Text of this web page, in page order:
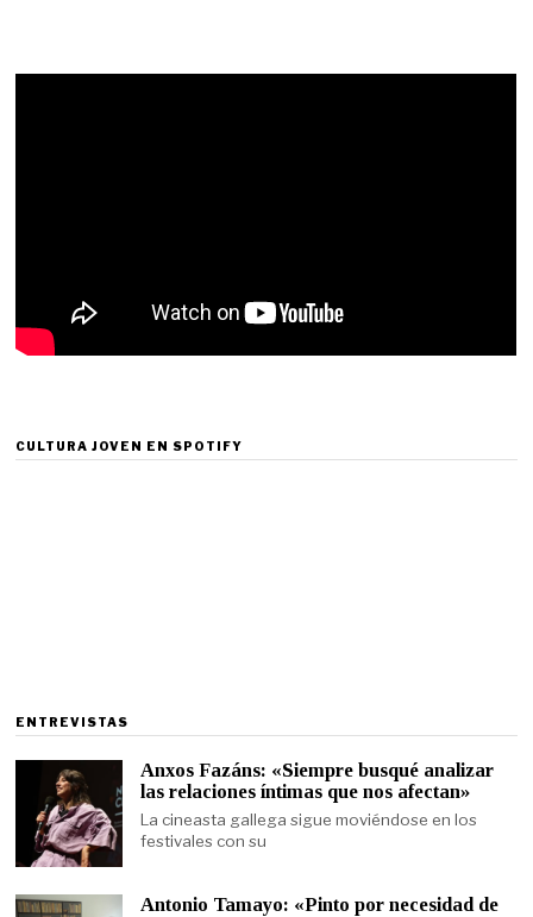
CULTURA JOVEN EN SPOTIFY
ENTREVISTAS
Anxos Fazáns: «Siempre busqué analizar
las relaciones íntimas que nos afectan»
La cineasta gallega sigue moviéndose en los
festivales con su
Antonio Tamayo: «Pinto por necesidad de